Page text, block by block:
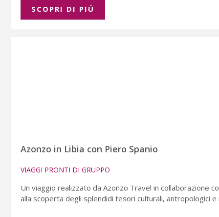
SCOPRI DI PIÚ
Azonzo in Libia con Piero Spanio
VIAGGI PRONTI DI GRUPPO
Un viaggio realizzato da Azonzo Travel in collaborazione
alla scoperta degli splendidi tesori culturali, antropologici